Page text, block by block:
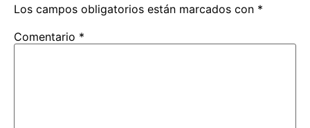
Los campos obligatorios están marcados con *
Comentario *